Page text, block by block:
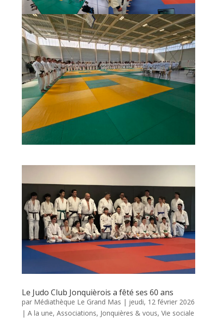
Le Judo Club Jonquièrois a fêté ses 60 ans
par Médiathèque Le Grand Mas | jeudi, 12 février 2026
| A la une, Associations, Jonquières & vous, Vie sociale